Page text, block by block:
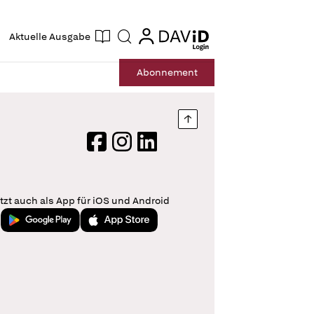
Aktuelle Ausgabe Suche login
login
Abonnement
Nach oben springen
FacebookInstagram
LinkedIn
auch als App für iOS und Android
Jetzt bei Google PlayLaden im App Store